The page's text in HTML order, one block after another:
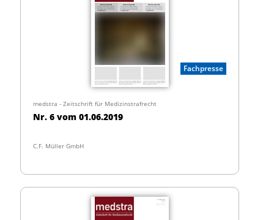
Fachpresse
medstra - Zeitschrift für Medizinstrafrecht
Nr. 6 vom 01.06.2019
C.F. Müller GmbH